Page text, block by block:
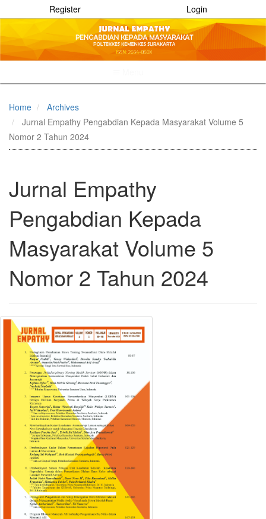
Register Login
Quick
page
content
Main
Content
Sidebar
Home
Archives
Jurnal Empathy Pengabdian Kepada Masyarakat Volume 5
Nomor 2 Tahun 2024
Jurnal Empathy
Pengabdian Kepada
Masyarakat Volume 5
Nomor 2 Tahun 2024